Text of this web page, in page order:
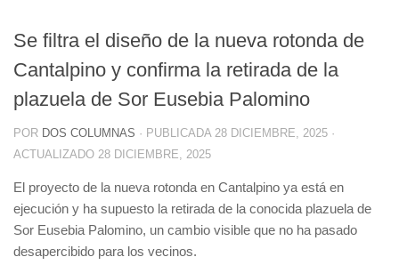
Se filtra el diseño de la nueva rotonda de
Cantalpino y confirma la retirada de la
plazuela de Sor Eusebia Palomino
POR DOS COLUMNAS · PUBLICADA 28 DICIEMBRE, 2025 ·
ACTUALIZADO 28 DICIEMBRE, 2025
El proyecto de la nueva rotonda en Cantalpino ya está en
ejecución y ha supuesto la retirada de la conocida plazuela de
Sor Eusebia Palomino, un cambio visible que no ha pasado
desapercibido para los vecinos.